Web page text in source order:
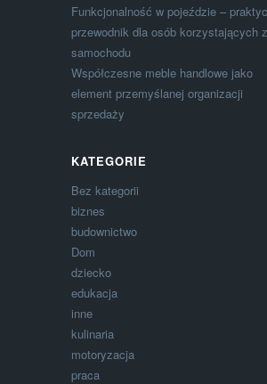
Funkcjonalność w pojeździe –
przewodnik dla osób korzystających z
samochodu
Współczesne meble handlowe jako
element przemyślanej organizacji
sprzedaży
KATEGORIE
Bez kategorii
biznes
budownictwo
Dom
dziecko
edukacja
inne
kulinaria
motoryzacja
praca